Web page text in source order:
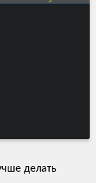
делать